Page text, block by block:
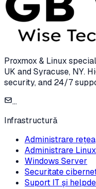
Proxmox & Linux
UK and Syracuse, NY.
security, and 24/7
...
Infrastructură
Administrare rețea
Administrare Linux
Windows Server
Securitate
Suport IT și